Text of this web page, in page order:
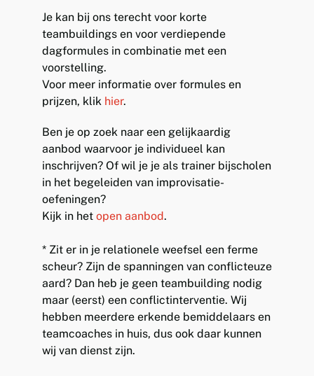
Je kan bij ons terecht voor korte
teambuildings en voor verdiepende
dagformules in combinatie met een
voorstelling.
Voor meer informatie over formules en
prijzen, klik hier.
Ben je op zoek naar een gelijkaardig
aanbod waarvoor je individueel kan
inschrijven? Of wil je je als trainer bijscholen
in het begeleiden van improvisatie-
oefeningen?
Kijk in het open aanbod.
* Zit er in je relationele weefsel een ferme
scheur? Zijn de spanningen van conflicteuze
aard? Dan heb je geen teambuilding nodig
maar (eerst) een conflictinterventie. Wij
hebben meerdere erkende bemiddelaars en
teamcoaches in huis, dus ook daar kunnen
wij van dienst zijn.